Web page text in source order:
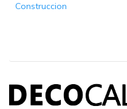
Construccion